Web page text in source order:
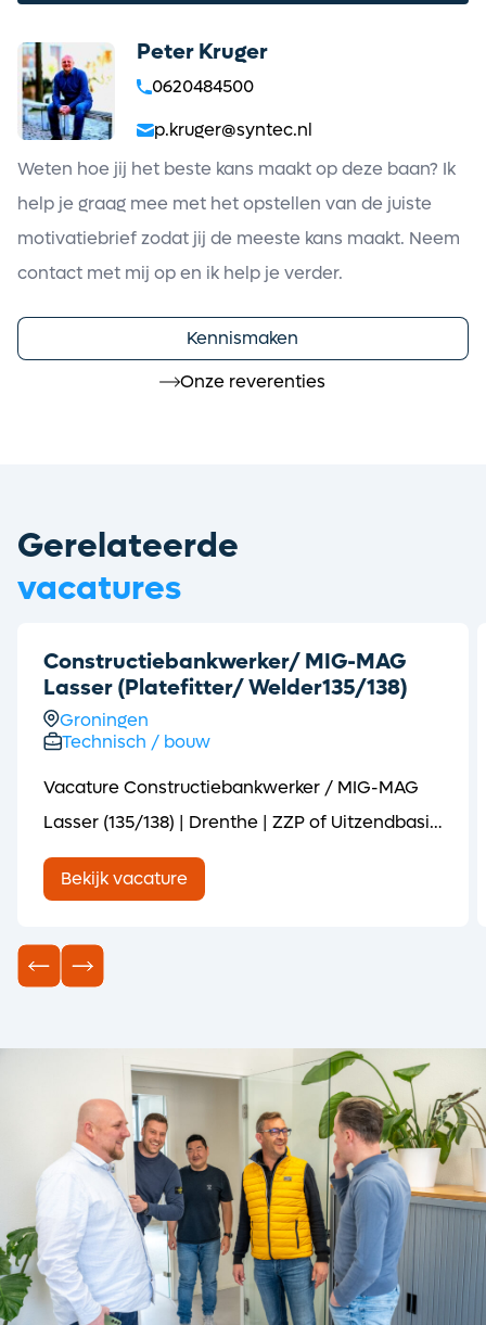
Peter Kruger
0620484500
p.kruger@syntec.nl
Weten hoe jij het beste kans maakt op deze baan? Ik
help je graag mee met het opstellen van de juiste
motivatiebrief zodat jij de meeste kans maakt. Neem
contact met mij op en ik help je verder.
Kennismaken
Onze reverenties
Gerelateerde
vacatures
Constructiebankwerker/ MIG-MAG
Lasser (Platefitter/ Welder135/138)
Groningen
Technisch / bouw
Vacature Constructiebankwerker / MIG-MAG
Lasser (135/138) | Drenthe | ZZP of Uitzendbasis
(short English version below! ⬇️) Voor een
opdrachtgever in Drenthe is Syntec
Constructiebankwerker / MIG-MAG Lasser met
een 135/138-certificaat. Ben jij na de bouwvak
Bekijk vacature